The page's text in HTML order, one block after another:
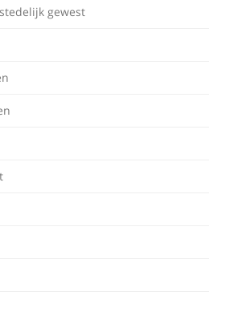
gewest